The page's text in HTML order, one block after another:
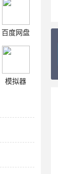
百度网盘
模拟器